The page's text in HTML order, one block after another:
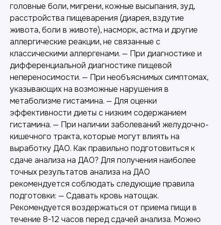
головные боли, мигрени, кожные высыпания, зуд,
расстройства пищеварения (диарея, вздутие
живота, боли в животе), насморк, астма и другие
аллергические реакции, не связанные с
классическими аллергенами. — При диагностике и
дифференциальной диагностике пищевой
непереносимости. — При необъяснимых симптомах,
указывающих на возможные нарушения в
метаболизме гистамина. — Для оценки
эффективности диеты с низким содержанием
гистамина. — При наличии заболеваний желудочно-
кишечного тракта, которые могут влиять на
выработку ДАО. Как правильно подготовиться к
сдаче анализа на ДАО? Для получения наиболее
точных результатов анализа на ДАО
рекомендуется соблюдать следующие правила
подготовки: — Сдавать кровь натощак.
Рекомендуется воздержаться от приема пищи в
течение 8-12 часов перед сдачей анализа. Можно